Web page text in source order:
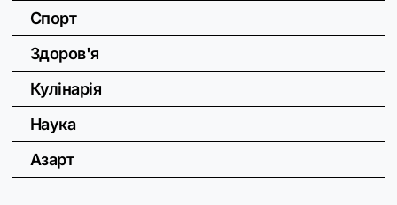
Спорт
Здоров'я
Кулінарія
Наука
Азарт